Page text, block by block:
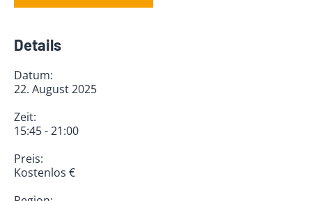
Details
Datum:
22. August 2025
Zeit:
15:45 - 21:00
Preis:
Kostenlos €